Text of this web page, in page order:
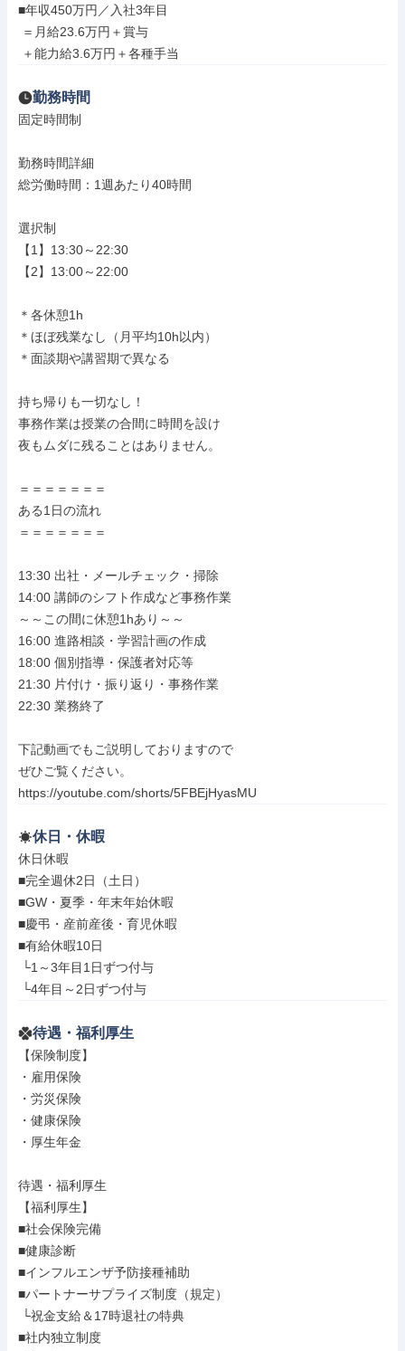
■年収450万円／入社3年目
＋能力給3.6万円＋各種手当
勤務時間
固定時間制
勤務時間詳細
総労働時間：1週あたり40時間
選択制
【1】13:30～22:30
【2】13:00～22:00
＊各休憩1h
＊ほぼ残業なし（月平均10h以内）
＊面談期や講習期で異なる
持ち帰りも一切なし！
事務作業は授業の合間に時間を設け
夜もムダに残ることはありません。
＝＝＝＝＝＝＝
ある1日の流れ
＝＝＝＝＝＝＝
13:30 出社・メールチェック・掃除
14:00 講師のシフト作成など事務作業
～～この間に休憩1hあり～～
16:00 進路相談・学習計画の作成
18:00 個別指導・保護者対応等
21:30 片付け・振り返り・事務作業
22:30 業務終了
下記動画でもご説明しておりますので
ぜひご覧ください。
https://youtube.com/shorts/5FBEjHyasMU
休日・休暇
休日休暇
■完全週休2日（土日）
■GW・夏季・年末年始休暇
■慶弔・産前産後・育児休暇
■有給休暇10日
└4年目～2日ずつ付与
待遇・福利厚生
【保険制度】
・雇用保険
・労災保険
・健康保険
・厚生年金
待遇・福利厚生
【福利厚生】
■社会保険完備
■健康診断
■インフルエンザ予防接種補助
■パートナーサプライズ制度（規定）
■社内独立制度